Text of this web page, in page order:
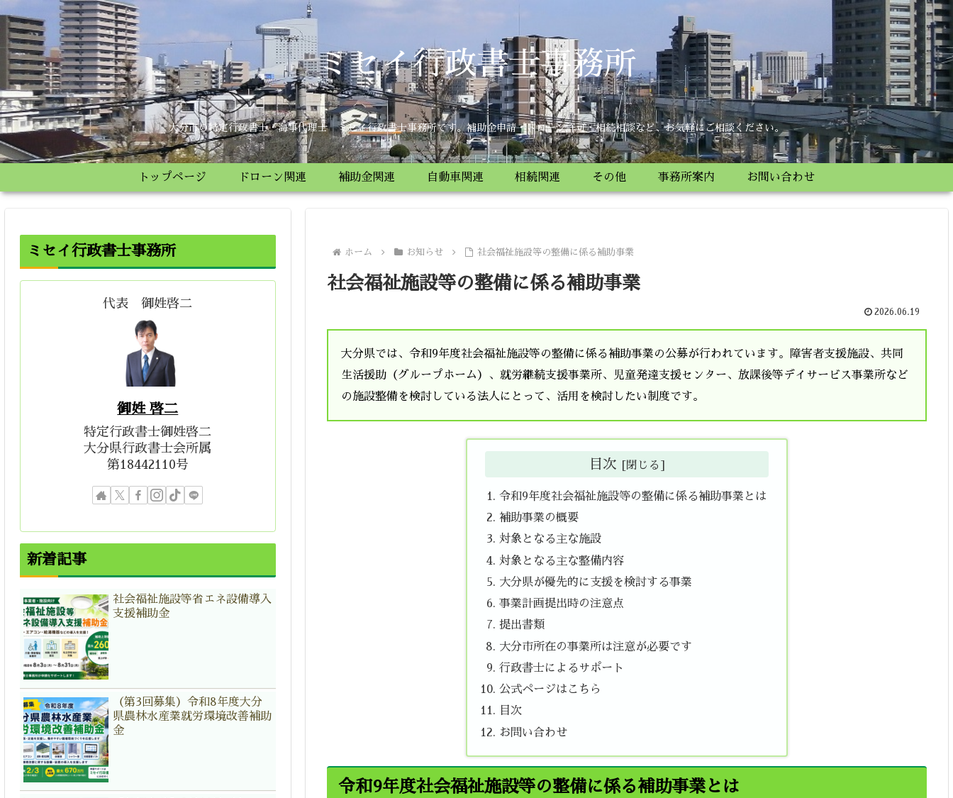
ミセイ行政書士事務所
大分市の特定行政書士・海事代理士 ミセイ行政書士事務所です。補助金申請・ドローン許可・相続相談など、お気軽にご相談ください。
トップページ ドローン関連 補助金関連 自動車関連 相続関連 その他 事務所案内 お問い合わせ
ホーム お知らせ 社会福祉施設等の整備に係る補助事業
社会福祉施設等の整備に係る補助事業
2026.06.19
大分県では、令和9年度社会福祉施設等の整備に係る補助事業の公募が行われています。障害者支援施設、共同
生活援助（グループホーム）、就労継続支援事業所、児童発達支援センター、放課後等デイサービス事業所など
の施設整備を検討している法人にとって、活用を検討したい制度です。
目次
令和9年度社会福祉施設等の整備に係る補助事業とは
補助事業の概要
対象となる主な施設
対象となる主な整備内容
大分県が優先的に支援を検討する事業
事業計画提出時の注意点
提出書類
大分市所在の事業所は注意が必要です
行政書士によるサポート
公式ページはこちら
目次
お問い合わせ
令和9年度社会福祉施設等の整備に係る補助事業とは
ミセイ行政書士事務所
代表 御姓啓二
御姓 啓二
特定行政書士御姓啓二
大分県行政書士会所属
第18442110号
新着記事
社会福祉施設等省エネ設備導入
支援補助金
（第3回募集）令和8年度大分
県農林水産業就労環境改善補助
金